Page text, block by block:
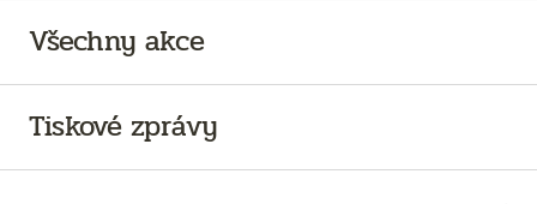
Všechny akce
Tiskové zprávy